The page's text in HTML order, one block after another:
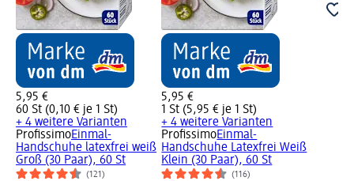
5,95 €
60 St (0,10 € je 1 St)
+ 4 weitere Varianten
ProfissimoEinmal-
Handschuhe latexfrei weiß
Groß (30 Paar), 60 St
(121)
5,95 €
1 St (5,95 € je 1 St)
+ 4 weitere Varianten
ProfissimoEinmal-
Handschuhe Latexfrei Weiß
Klein (30 Paar), 60 St
(116)